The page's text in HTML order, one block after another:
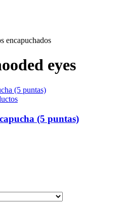
encapuchados
eyes
(5 puntas)